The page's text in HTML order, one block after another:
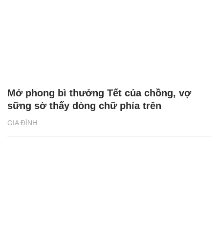
GIA ĐÌNH
Mở phong bì thưởng Tết của chồng, vợ
sững sờ thấy dòng chữ phía trên